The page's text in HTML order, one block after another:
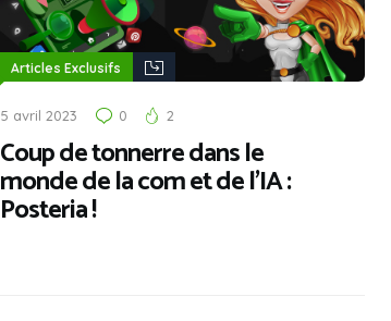
Articles Exclusifs
5 avril 2023 0 2
Coup de tonnerre dans le
monde de la com et de l’IA :
Posteria !